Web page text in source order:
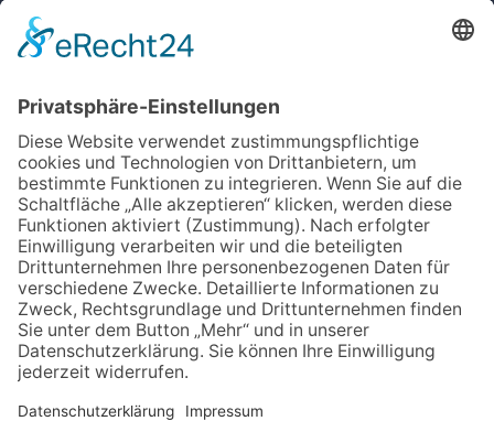
Services
Für MFA
Arztsuche
Mitgliederbereich
Informationen
Datenschutz
Impressum
Aktuelles